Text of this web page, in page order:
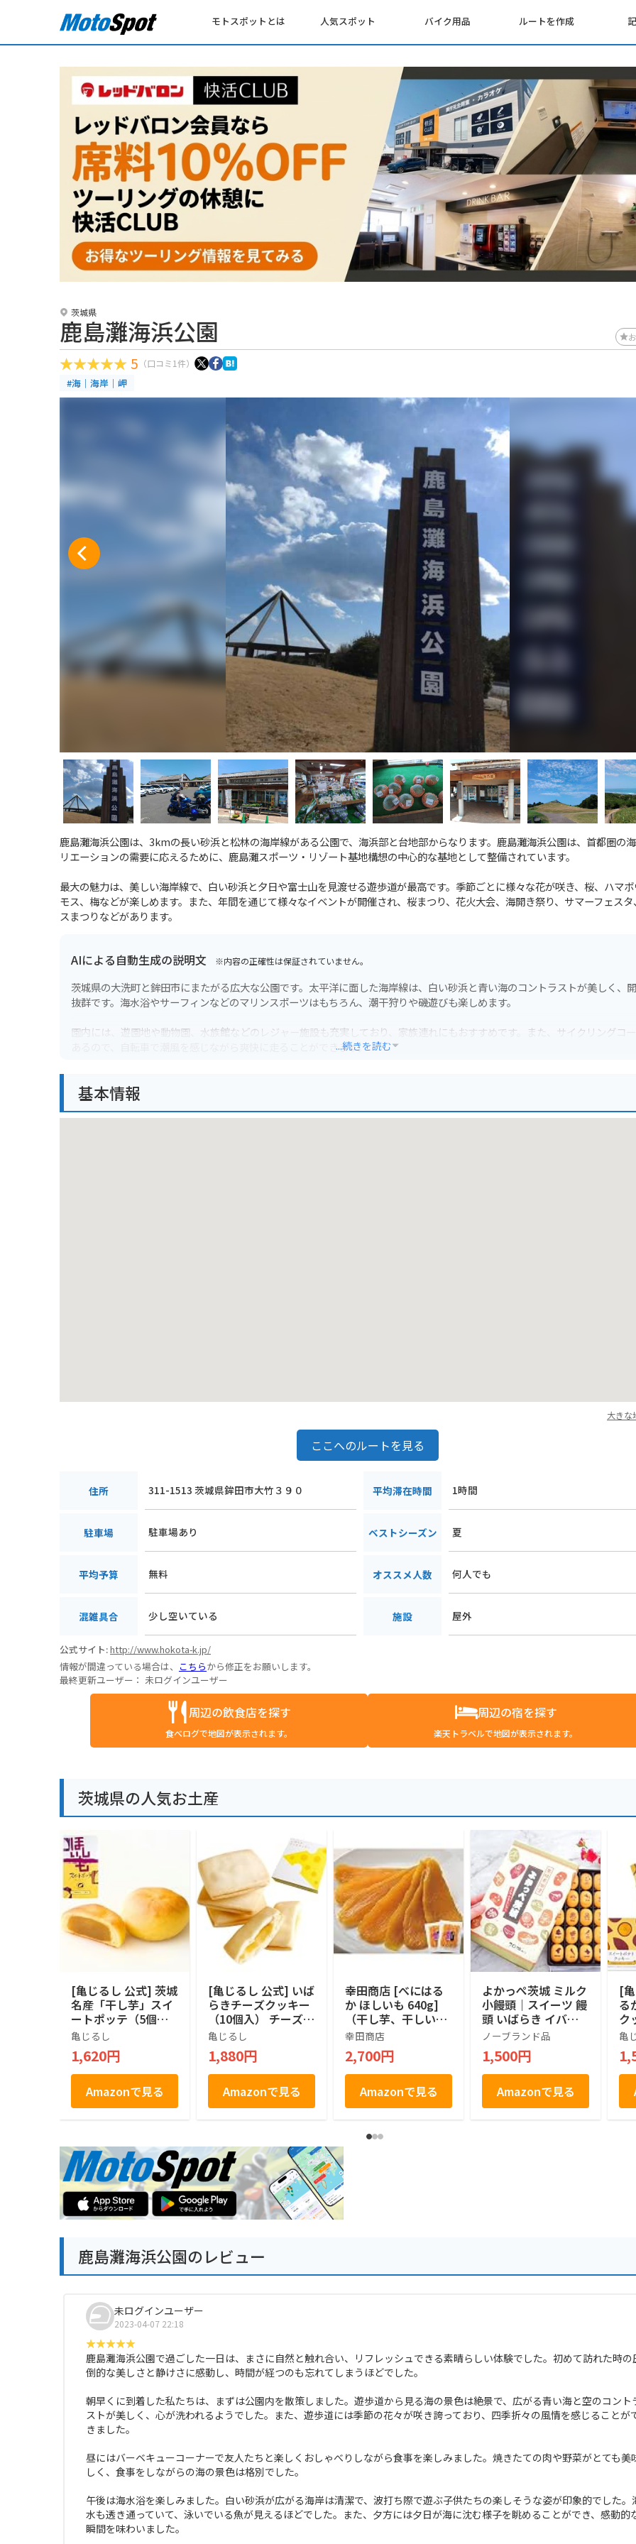
モトスポットとは 人気スポット バイク用品 ルートを作成
茨城県
鹿島灘海浜公園
5 （口コミ1件）
#海｜海岸｜岬
鹿島灘海浜公園は、3kmの長い砂浜と松林の海岸線がある公園で、海浜部と台地部からなります。鹿島灘海浜公園は、首都圏の
リエーションの需要に応えるために、鹿島灘スポーツ・リゾート基地構想の中心的な基地として整備されています。
最大の魅力は、美しい海岸線で、白い砂浜と夕日や富士山を見渡せる遊歩道が最高です。季節ごとに様々な花が咲き、桜、ハマ
モス、梅などが楽しめます。また、年間を通じて様々なイベントが開催され、桜まつり、花火大会、海開き祭り、サマーフェスタ
スまつりなどがあります。
AIによる自動生成の説明文 ※内容の正確性は保証されていません。
茨城県の大洗町と鉾田市にまたがる広大な公園です。太平洋に面した海岸線は、白い砂浜と青い海のコントラストが美しく、
抜群です。海水浴やサーフィンなどのマリンスポーツはもちろん、潮干狩りや磯遊びも楽しめます。
園内には、遊園地や動物園、水族館などのレジャー施設も充実しており、家族連れにもおすすめです。また、サイクリングコー
あるので、自転車で潮風を感じながら爽快に走ることができます。
無料の駐車場も充実しています。
...続きを読む
基本情報
大きな
ここへのルートを見る
住所 311-1513 茨城県鉾田市大竹３９０ 平均滞在時間 1時間
駐車場 駐車場あり ベストシーズン 夏
平均予算 無料 オススメ人数 何人でも
混雑具合 少し空いている 施設 屋外
公式サイト:http://www.hokota-k.jp/
情報が間違っている場合は、 こちらから修正をお願いします。
最終更新ユーザー： 未ログインユーザー
周辺の飲食店を探す
食べログで地図が表示されます。
周辺の宿を探す
楽天トラベルで地図が表示されます。
茨城県の人気お土産
[亀じるし 公式] 茨城
名産「干し芋」スイ
ートポッテ（5個
入）洋風まんじゅう
茨城土産 個包装 ギ
フト
亀じるし
1,620円
Amazonで見る
[亀じるし 公式] いば
らきチーズクッキー
（10個入） チーズ感
たっぷりのクリーム
チョコレート 茨城土
産 個包装 ギフト プ
レゼント
亀じるし
1,880円
Amazonで見る
幸田商店 [べにはる
か ほしいも 640g]
（干し芋、干しい
も、乾燥芋） 茨城県
産 紅はるか 国産 TV
東京でも紹介 ねっと
り もっちり やわら
か 上品な甘さ
幸田商店
2,700円
Amazonで見る
よかっぺ茨城 ミルク
小饅頭｜スイーツ 饅
頭 いばらき イバラ
キ ご当地 お取り寄
せ…
ノーブランド品
1,500円
Amazonで見る
[
る
ク
産
土
手
亀
鹿島灘海浜公園のレビュー
未ログインユーザー
2023-04-07 22:18
鹿島灘海浜公園で過ごした一日は、まさに自然と触れ合い、リフレッシュできる素晴らしい体験でした。初めて訪れた時の
倒的な美しさと静けさに感動し、時間が経つのも忘れてしまうほどでした。
朝早くに到着した私たちは、まずは公園内を散策しました。遊歩道から見る海の景色は絶景で、広がる青い海と空のコント
ストが美しく、心が洗われるようでした。また、遊歩道には季節の花々が咲き誇っており、四季折々の風情を感じることが
きました。
昼にはバーベキューコーナーで友人たちと楽しくおしゃべりしながら食事を楽しみました。焼きたての肉や野菜がとても美
しく、食事をしながらの海の景色は格別でした。
午後は海水浴を楽しみました。白い砂浜が広がる海岸は清潔で、波打ち際で遊ぶ子供たちの楽しそうな姿が印象的でした。
水も透き通っていて、泳いでいる魚が見えるほどでした。また、夕方には夕日が海に沈む様子を眺めることができ、感動的
瞬間を味わいました。